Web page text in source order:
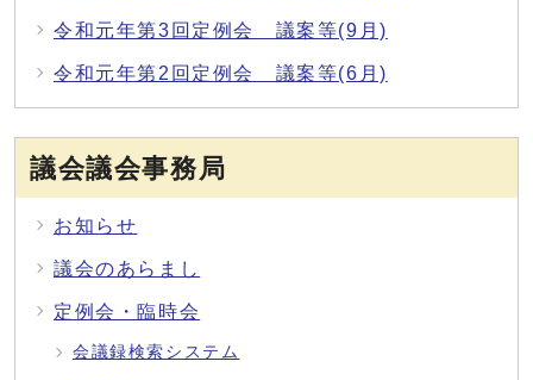
令和元年第3回定例会 議案等(9月)
令和元年第2回定例会 議案等(6月)
議会議会事務局
お知らせ
議会のあらまし
定例会・臨時会
会議録検索システム